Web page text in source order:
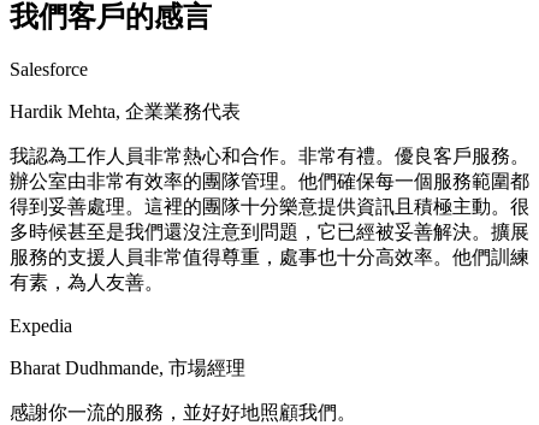
我們客戶的感言
Salesforce
Hardik Mehta, 企業業務代表
我認為工作人員非常熱心和合作。非常有禮。優良客戶服務。
辦公室由非常有效率的團隊管理。他們確保每一個服務範圍都
得到妥善處理。這裡的團隊十分樂意提供資訊且積極主動。很
多時候甚至是我們還沒注意到問題，它已經被妥善解決。擴展
服務的支援人員非常值得尊重，處事也十分高效率。他們訓練
有素，為人友善。
Expedia
Bharat Dudhmande, 市場經理
感謝你一流的服務，並好好地照顧我們。